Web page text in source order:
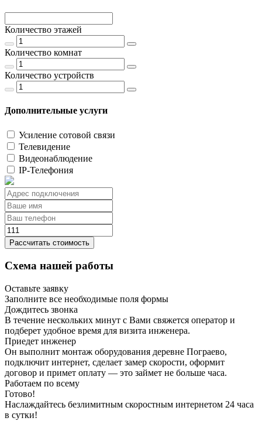
Количество этажей
Количество комнат
Количество устройств
Дополнительные услуги
Усиление сотовой связи
Телевидение
Видеонаблюдение
IP-Телефония
Рассчитать стоимость
Схема нашей работы
Оставьте заявку
Заполните все необходимые поля формы
Дождитесь звонка
В течение нескольких минут с Вами свяжется оператор и
подберет удобное время для визита инженера.
Приедет инженер
Он выполнит монтаж оборудования деревне Пограево,
подключит интернет, сделает замер скорости, оформит
договор и примет оплату — это займет не больше часа.
Работаем по всему
Готово!
Наслаждайтесь безлимитным скоростным интернетом 24 часа
в сутки!